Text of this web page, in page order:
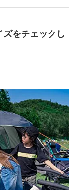
をチェックし